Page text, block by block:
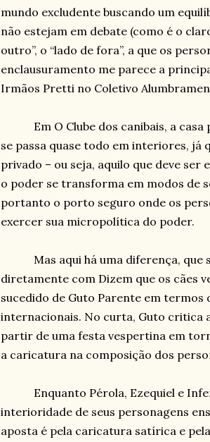
mundo excludente buscando um
não estejam em debate (como é o
outro”, o “lado de fora”, a que os
enclausuramento me parece a
Irmãos Pretti no Coletivo
Em O Clube dos canibais, a
se passa quase todo em interiores, já
privado – ou seja, aquilo que deve
o poder se transforma em modos de
portanto o porto seguro onde os
exercer sua micropolítica do poder.
Mas aqui há uma diferença, que
diretamente com Dizem que os cães
sucedido de Guto Parente em termos
internacionais. No curta, Guto critica
partir de uma festa vespertina em
a caricatura na composição dos
Enquanto Pérola, Ezequiel e
interioridade de seus personagens
aposta é pela caricatura satírica e